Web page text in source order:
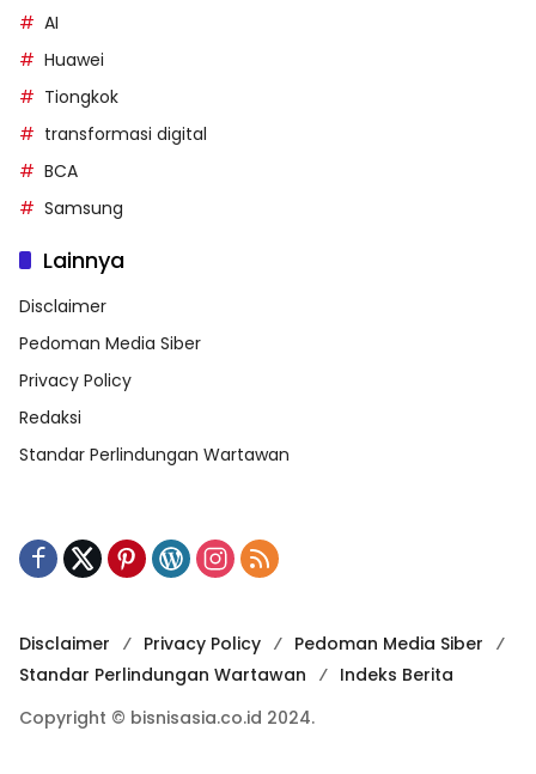
AI
Huawei
Tiongkok
transformasi digital
BCA
Samsung
Lainnya
Disclaimer
Pedoman Media Siber
Privacy Policy
Redaksi
Standar Perlindungan Wartawan
Disclaimer Privacy Policy
Pedoman Media Siber
Standar Perlindungan Wartawan
Indeks Berita
Copyright © bisnisasia.co.id 2024.